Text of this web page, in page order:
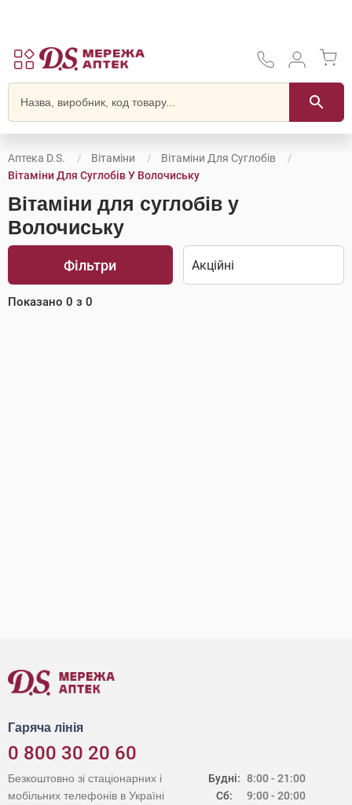
Аптека D.S. Вітаміни
Вітаміни Для Суглобів
Вітаміни Для Суглобів У Волочиську
Вітаміни для суглобів у
Волочиську
Фільтри
Показано 0 з 0
Гаряча лінія
0 800 30 20 60
Будні:
Сб:
8:00 - 21:00
9:00 - 20:00
Безкоштовно зі стаціонарних і
мобільних телефонів в Україні